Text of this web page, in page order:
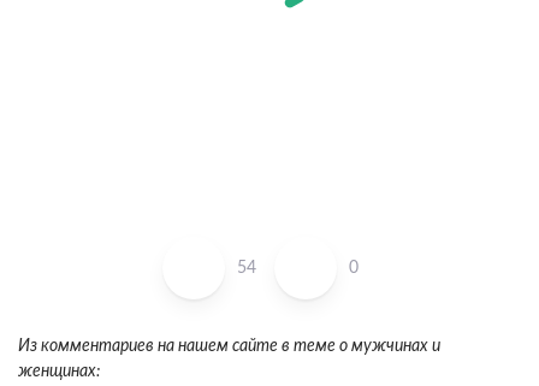
54 0
Из комментариев на нашем сайте в теме о мужчинах и
женщинах: